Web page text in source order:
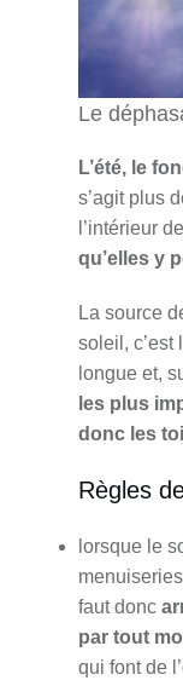
Le
L’été, le
s’agit plus
l’intérieur
qu’elles y
La source
soleil, c’est
longue et,
les plus
donc les
Règles
lorsque le
faut donc
par tout
qui font de